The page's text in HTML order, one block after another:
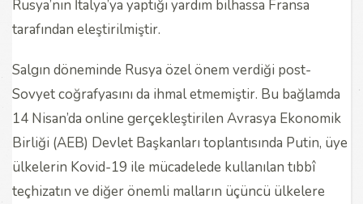
Rusya’nın İtalya’ya yaptığı yardım bilhassa Fransa
tarafından eleştirilmiştir.
Salgın döneminde Rusya özel önem verdiği post-
Sovyet coğrafyasını da ihmal etmemiştir. Bu bağlamda
14 Nisan’da online gerçekleştirilen Avrasya Ekonomik
Birliği (AEB) Devlet Başkanları toplantısında Putin, üye
ülkelerin Kovid-19 ile mücadelede kullanılan tıbbî
teçhizatın ve diğer önemli malların üçüncü ülkelere